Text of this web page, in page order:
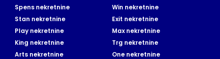
Spens nekretnine
Win nekretnine
Stan nekretnine
Exit nekretnine
Play nekretnine
Max nekretnine
King nekretnine
Trg nekretnine
Arts nekretnine
One nekretnine